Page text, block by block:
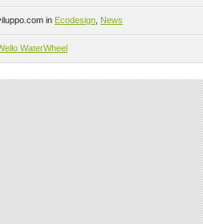
in Ecodesign News
WaterWheel